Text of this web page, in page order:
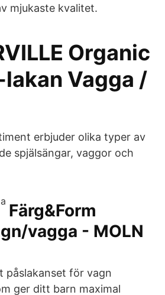
mjukaste kvalitet.
Organic
Vagga /
erbjuder olika typer av
spjälsängar, vaggor och
Färg&Form
vagga - MOLN
påslakanset för vagn
ger ditt barn maximal